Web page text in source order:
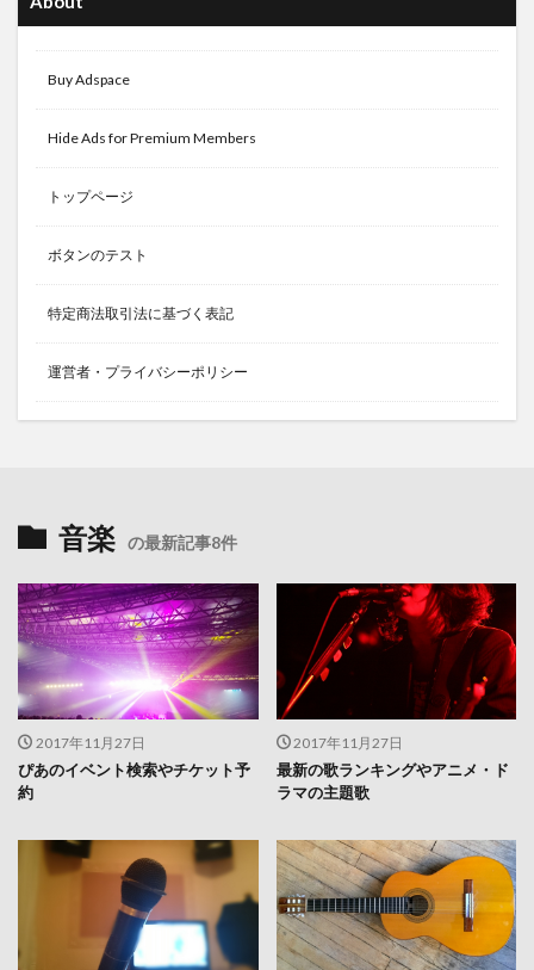
Buy Adspace
Hide Ads for Premium Members
トップページ
ボタンのテスト
特定商法取引法に基づく表記
運営者・プライバシーポリシー
音楽 の最新記事8件
2017年11月27日
ぴあのイベント検索やチケット予
約
2017年11月27日
最新の歌ランキングやアニメ・ド
ラマの主題歌